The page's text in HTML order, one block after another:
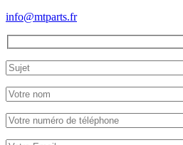
info@mtparts.fr